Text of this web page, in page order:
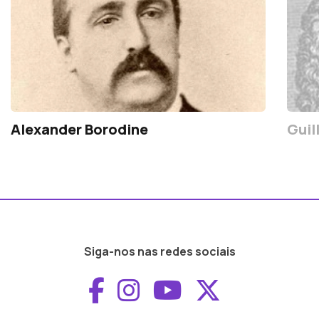
Alexander Borodine
Siga-nos nas redes sociais
Aceder ao
Aceder ao
Aceder ao